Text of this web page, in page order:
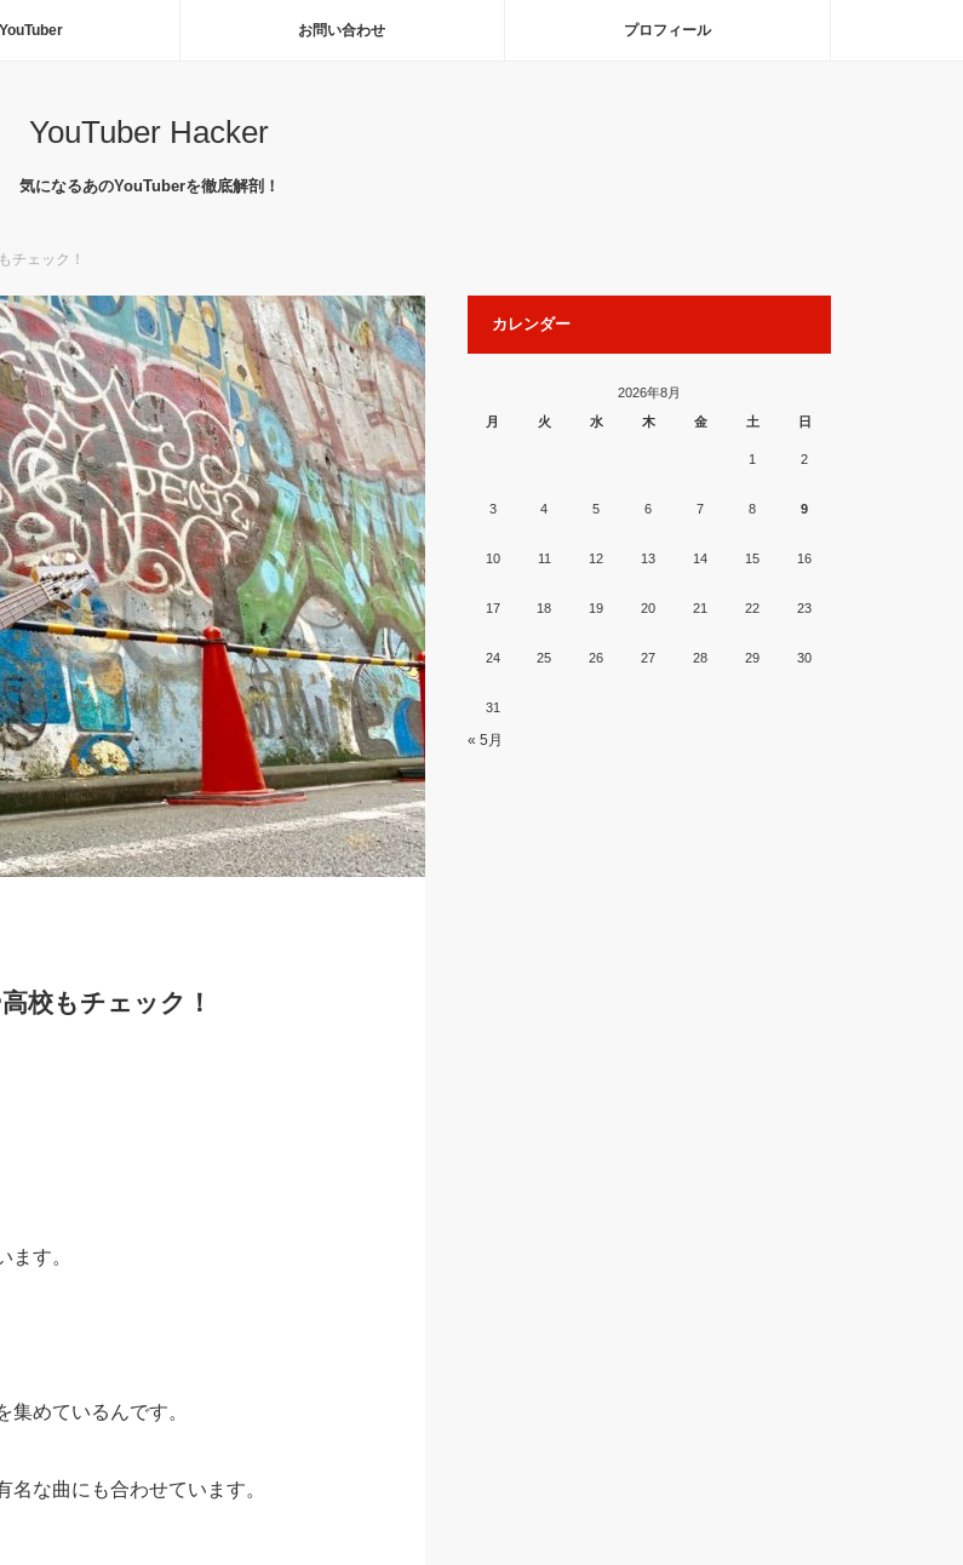
お問い合わせ プロフィール
YouTuber Hacker
気になるあのYouTuberを徹底解剖！
チェック！
校もチェック！
す。
めているんです。
な曲にも合わせています。
カレンダー
2026年8月
月
火 水 木 金 土 日
1 2
3 4 5 6 7 8 9
10 11 12 13 14 15 16
17 18 19 20 21 22 23
24 25 26 27 28 29 30
31
« 5月